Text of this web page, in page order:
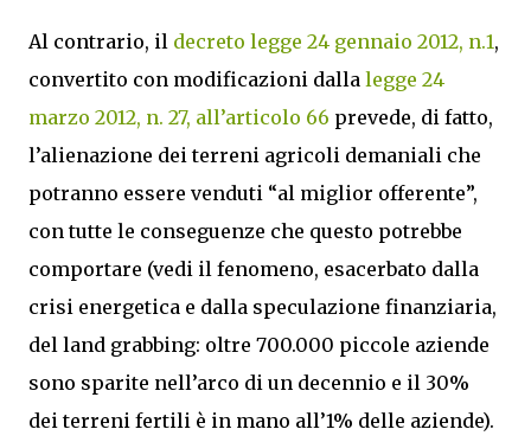
Al contrario, il decreto legge 24 gennaio 2012, n.1,
convertito con modificazioni dalla legge 24
marzo 2012, n. 27, all’articolo 66 prevede, di fatto,
l’alienazione dei terreni agricoli demaniali che
potranno essere venduti “al miglior offerente”,
con tutte le conseguenze che questo potrebbe
comportare (vedi il fenomeno, esacerbato dalla
crisi energetica e dalla speculazione finanziaria,
del land grabbing: oltre 700.000 piccole aziende
sono sparite nell’arco di un decennio e il 30%
dei terreni fertili è in mano all’1% delle aziende).